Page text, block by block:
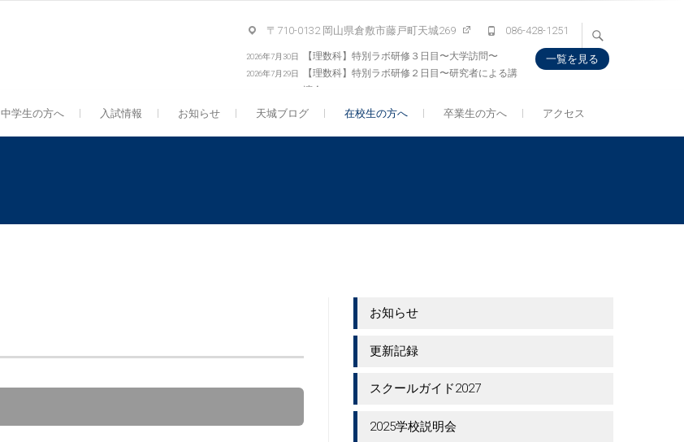
〒710-0132 岡山県倉敷市藤戸町天城269 086-428-1251
【理数科】特別ラボ研修３日目〜大学訪問〜
2026年7月30日
【理数科】特別ラボ研修２日目〜研究者による講
演会〜
2026年7月29日
一覧を見る
中学生の方へ 入試情報 お知らせ 天城ブログ 在校生の方へ 卒業生の方へ アクセス
お知らせ
更新記録
スクールガイド2027
2025学校説明会